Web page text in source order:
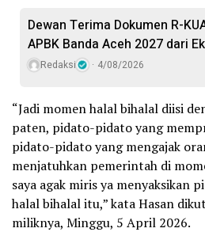
Dewan Terima Dokumen R-
APBK Banda Aceh 2027 dari
Redaksi 4/08/2026
“Jadi momen halal bihalal diisi
paten, pidato-pidato yang
pidato-pidato yang mengajak
menjatuhkan pemerintah di
saya agak miris ya menyaksikan
halal bihalal itu,” kata Hasan
miliknya, Minggu, 5 April 2026.